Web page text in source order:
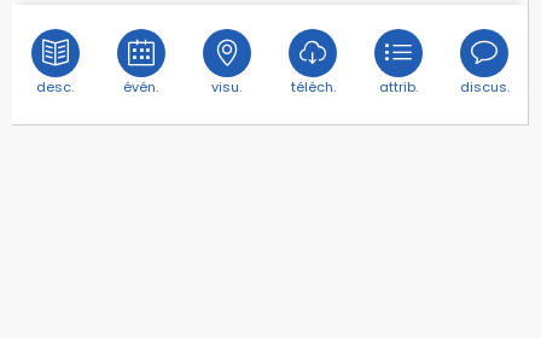
desc. évén. visu. téléch. attrib. discus.